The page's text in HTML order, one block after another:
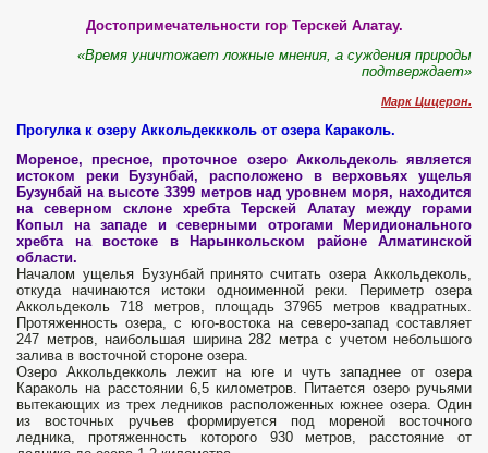
Достопримечательности гор Терскей Алатау.
«Время уничтожает ложные мнения, а суждения природы
подтверждает»
Марк Цицерон.
Прогулка к озеру Аккольдеккколь от озера Караколь.
Мореное, пресное, проточное озеро Аккольдеколь является
истоком реки Бузунбай, расположено в верховьях ущелья
Бузунбай на высоте 3399 метров над уровнем моря, находится
на северном склоне хребта Терскей Алатау между горами
Копыл на западе и северными отрогами Меридионального
хребта на востоке в Нарынкольском районе Алматинской
области.
Началом ущелья Бузунбай принято считать озера Аккольдеколь,
откуда начинаются истоки одноименной реки. Периметр озера
Аккольдеколь 718 метров, площадь 37965 метров квадратных.
Протяженность озера, с юго-востока на северо-запад составляет
247 метров, наибольшая ширина 282 метра с учетом небольшого
залива в восточной стороне озера.
Озеро Аккольдекколь лежит на юге и чуть западнее от озера
Караколь на расстоянии 6,5 километров. Питается озеро ручьями
вытекающих из трех ледников расположенных южнее озера. Один
из восточных ручьев формируется под мореной восточного
ледника, протяженность которого 930 метров, расстояние от